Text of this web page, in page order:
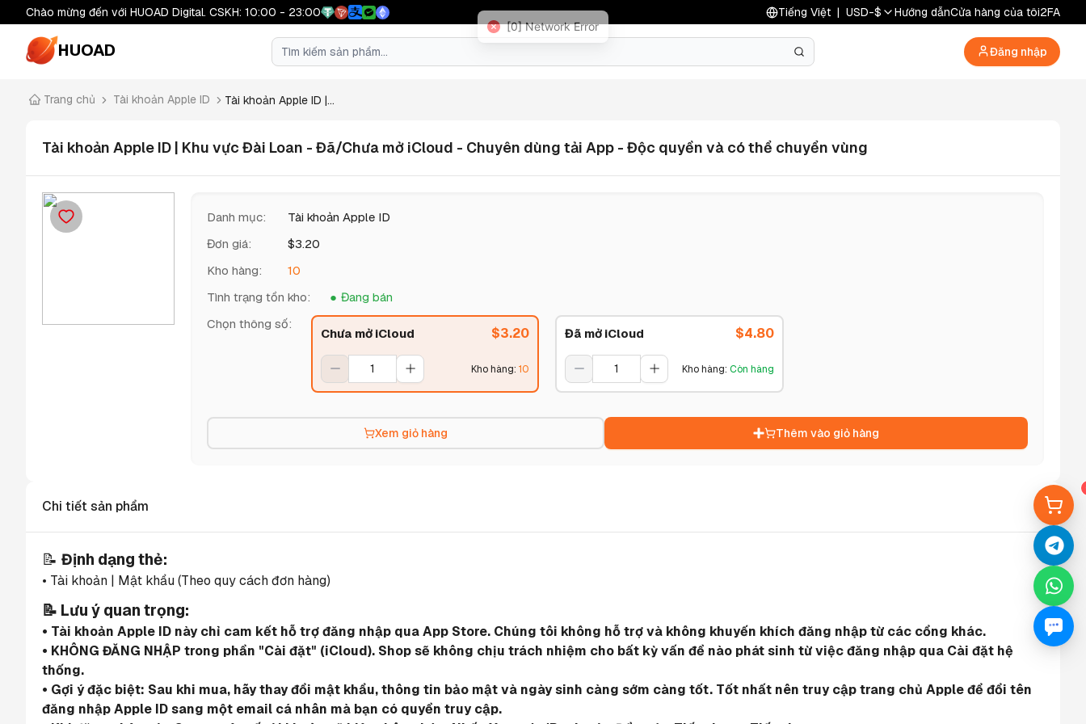
Chào mừng đến với HUOAD Digital. CSKH: 10:00 - 23:00 Tiếng Việt | USD-$ Hướng dẫnCửa hàng của tôi2FA
HUOAD Đăng nhập
Trang chủ Tài khoản Apple ID Tài khoản Apple ID |...
Tài khoản Apple ID | Khu vực Đài Loan - Đã/Chưa mở iCloud - Chuyên dùng tải App - Độc quyền và có thể chuyển vùng
Danh mục:
Tài khoản Apple ID
Đơn giá: $3.20
Kho hàng:
10
Tình trạng tồn kho:
Đang bán
Chọn thông số:
Chưa mở iCloud $3.20
Kho hàng: 10
Đã mở iCloud $4.80
Kho hàng: Còn hàng
Xem giỏ hàng Thêm vào giỏ hàng
Chi tiết sản phẩm
📝 Định dạng thẻ:
• Tài khoản | Mật khẩu (Theo quy cách đơn hàng)
📝 Lưu ý quan trọng:
• Tài khoản Apple ID này chỉ cam kết hỗ trợ đăng nhập qua App Store. Chúng tôi không hỗ trợ và không khuyến khích đăng nhập từ các cổng khác.
• KHÔNG ĐĂNG NHẬP trong phần "Cài đặt" (iCloud). Shop sẽ không chịu trách nhiệm cho bất kỳ vấn đề nào phát sinh từ việc đăng nhập qua Cài đặt hệ
thống.
• Gợi ý đặc biệt: Sau khi mua, hãy thay đổi mật khẩu, thông tin bảo mật và ngày sinh càng sớm càng tốt. Tốt nhất nên truy cập trang chủ Apple để đổi tên
đăng nhập Apple ID sang một email cá nhân mà bạn có quyền truy cập.
[0] Network Error